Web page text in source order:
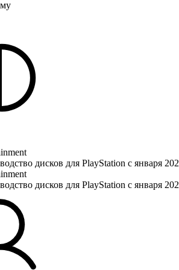
дисков для PlayStation с января
дисков для PlayStation с января